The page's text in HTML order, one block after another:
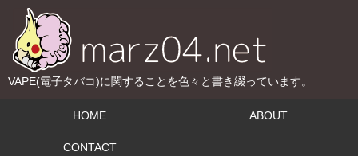
VAPE(電子タバコ)に関することを色々と書き綴っています。
HOME ABOUT
CONTACT